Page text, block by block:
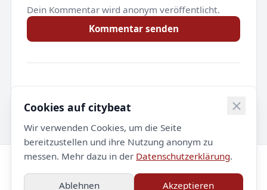
Dein Kommentar wird anonym veröffentlicht.
Kommentar senden
Noch keine Kommentare.
© 2026 citybeat. Alle Rechte vorbehalten.
Cookies auf citybeat
Wir verwenden Cookies, um die Seite
bereitzustellen und ihre Nutzung anonym zu
messen. Mehr dazu in der Datenschutzerklärung.
Ablehnen Akzeptieren